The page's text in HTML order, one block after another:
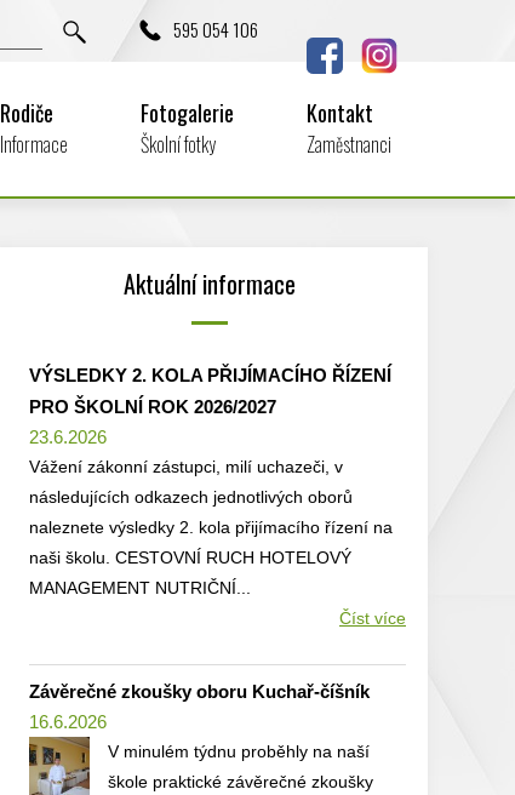
595 054 106
Rodiče
Informace
Fotogalerie
Školní fotky
Kontakt
Zaměstnanci
Aktuální informace
VÝSLEDKY 2. KOLA PŘIJÍMACÍHO ŘÍZENÍ
PRO ŠKOLNÍ ROK 2026/2027
23.6.2026
Vážení zákonní zástupci, milí uchazeči, v
následujících odkazech jednotlivých oborů
naleznete výsledky 2. kola přijímacího řízení na
naši školu. CESTOVNÍ RUCH HOTELOVÝ
MANAGEMENT NUTRIČNÍ...
Číst více
Závěrečné zkoušky oboru Kuchař-číšník
16.6.2026
V minulém týdnu proběhly na naší
škole praktické závěrečné zkoušky